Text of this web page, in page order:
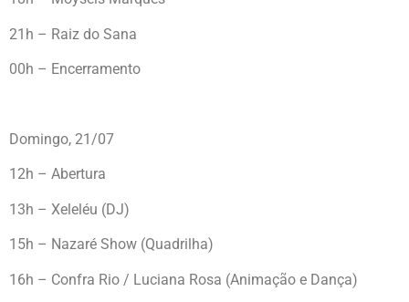
21h – Raiz do Sana
00h – Encerramento
Domingo, 21/07
12h – Abertura
13h – Xeleléu (DJ)
15h – Nazaré Show (Quadrilha)
16h – Confra Rio / Luciana Rosa (Animação e Dança)